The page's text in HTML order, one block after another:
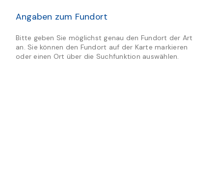
Angaben zum Fundort
Bitte geben Sie möglichst genau den Fundort der Art
an. Sie können den Fundort auf der Karte markieren
oder einen Ort über die Suchfunktion auswählen.